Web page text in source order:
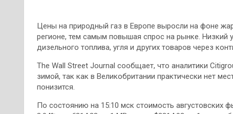
Цены на природный газ в Европе выросли на фоне
регионе, тем самым повышая спрос на рынке. Низкий
дизельного топлива, угля и других товаров через
The Wall Street Journal сообщает, что аналитики
зимой, так как в Великобритании практически нет
понизится.
По состоянию на 15:10 мск стоимость августовских